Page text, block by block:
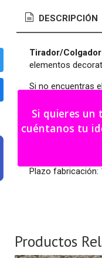
DESCRIPCIÓN
Tirador/
elementos
Si no encuentras
Medidas tirador: 6
Medidas
Plazo fabricación:
Productos
Si quieres
cuéntanos tu idea e